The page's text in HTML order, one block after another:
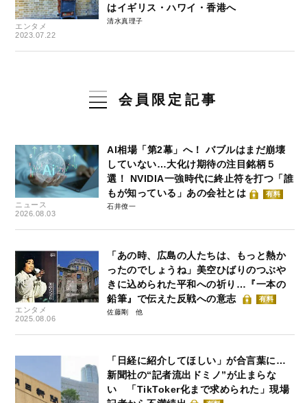
エンタメ
2023.07.22
はイギリス・ハワイ・香港へ
清水真理子
会員限定記事
ニュース
2026.08.03
AI相場「第2幕」へ！ バブルはまだ崩壊
していない…大化け期待の注目銘柄５
選！ NVIDIA一強時代に終止符を打つ「誰
もが知っている」あの会社とは
有料
石井僚一
エンタメ
2025.08.06
「あの時、広島の人たちは、もっと熱か
ったのでしょうね」美空ひばりのつぶや
きに込められた平和への祈り…『一本の
鉛筆』で伝えた反戦への意志
有料
佐藤剛
「日経に紹介してほしい」が合言葉に…
新聞社の“記者流出ドミノ”が止まらな
い 「TikToker化まで求められた」現場